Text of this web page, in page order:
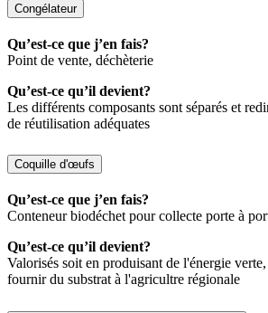
Congélateur
Qu’est-ce que j’en fais?
Point de vente, déchèterie
Qu’est-ce qu’il devient?
Les différents composants sont séparés et
de réutilisation adéquates
Coquille d'œufs
Qu’est-ce que j’en fais?
Conteneur biodéchet pour collecte porte à
Qu’est-ce qu’il devient?
Valorisés soit en produisant de l'énergie
fournir du substrat à l'agricultre régionale